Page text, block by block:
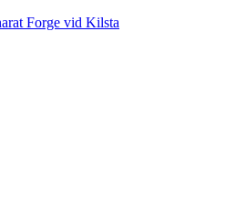
Forge vid Kilsta